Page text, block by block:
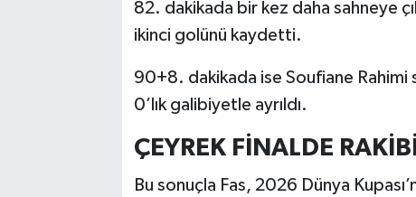
82. dakikada bir kez daha sahneye
ikinci golünü kaydetti.
90+8. dakikada ise Soufiane Rahimi
0’lık galibiyetle ayrıldı.
ÇEYREK FİNALDE
Bu sonuçla Fas, 2026 Dünya